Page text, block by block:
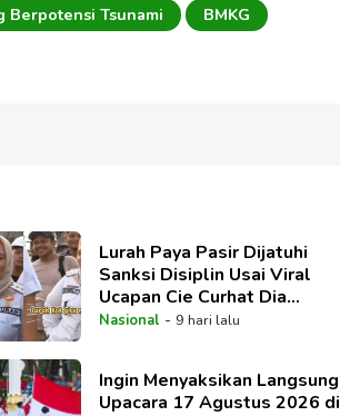
Berpotensi Tsunami
BMKG
Lurah Paya Pasir Dijatuhi
Sanksi Disiplin Usai Viral
Ucapan Cie Curhat Dia
kepada Warga
Nasional - 9 hari lalu
Ingin Menyaksikan Langsung
Upacara 17 Agustus 2026 di